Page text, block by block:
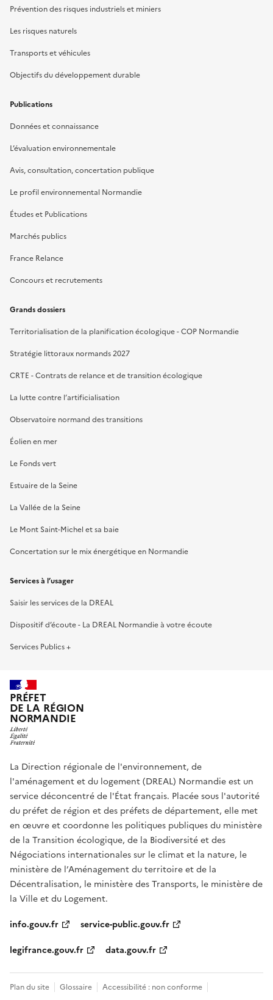
Prévention des risques industriels et miniers
Les risques naturels
Transports et véhicules
Objectifs du développement durable
Publications
Données et connaissance
L’évaluation environnementale
Avis, consultation, concertation publique
Le profil environnemental Normandie
Études et Publications
Marchés publics
France Relance
Concours et recrutements
Grands dossiers
Territorialisation de la planification écologique - COP Normandie
Stratégie littoraux normands 2027
CRTE - Contrats de relance et de transition écologique
La lutte contre l’artificialisation
Observatoire normand des transitions
Éolien en mer
Le Fonds vert
Estuaire de la Seine
La Vallée de la Seine
Le Mont Saint-Michel et sa baie
Concertation sur le mix énergétique en Normandie
Services à l’usager
Saisir les services de la DREAL
Dispositif d’écoute - La DREAL Normandie à votre écoute
Services Publics +
PRÉFET
DE LA RÉGION
NORMANDIE
La Direction régionale de l'environnement, de
l'aménagement et du logement (DREAL) Normandie est un
service déconcentré de l'État français. Placée sous l'autorité
du préfet de région et des préfets de département, elle met
en œuvre et coordonne les politiques publiques du ministère
de la Transition écologique, de la Biodiversité et des
Négociations internationales sur le climat et la nature, le
ministère de l’Aménagement du territoire et de la
Décentralisation, le ministère des Transports, le ministère de
la Ville et du Logement.
info.gouv.fr
service-public.gouv.fr
legifrance.gouv.fr
data.gouv.fr
Plan du site Glossaire Accessibilité : non conforme